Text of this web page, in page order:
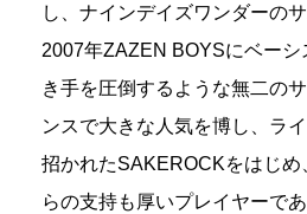
し、ナインデイズワンダーの
2007年ZAZEN BOYSにベー
き手を圧倒するような無二の
ンスで大きな人気を博し、ラ
招かれたSAKEROCKをはじ
らの支持も厚いプレイヤーであ